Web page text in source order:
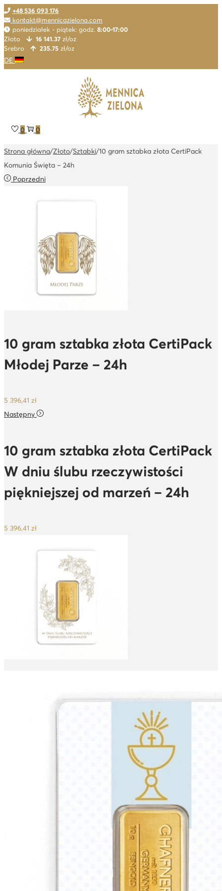
+48 536 093 176
kontakt@mennicazielona.com
poniedziałek - piątek: godz. 8:00-17:00
Złoto
16 141.37 zł/oz
Srebro
235.75 zł/oz
DE
0 0
Strona główna/Złoto/Sztabki/10 gram sztabka złota CertiPack
Komunia Święta – 24h
Poprzedni
10 gram sztabka złota CertiPack
Młodej Parze – 24h
5 396,41 zł
Następny
10 gram sztabka złota CertiPack
W dniu ślubu rzeczywistości
piękniejszej od marzeń – 24h
5 396,41 zł